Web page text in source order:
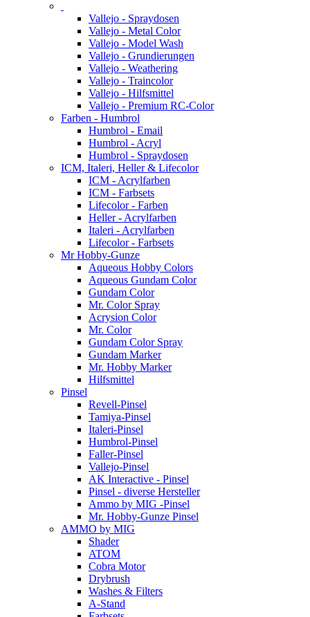
Vallejo - Spraydosen
Vallejo - Metal Color
Vallejo - Model Wash
Vallejo - Grundierungen
Vallejo - Weathering
Vallejo - Traincolor
Vallejo - Hilfsmittel
Vallejo - Premium RC-Color
Farben - Humbrol
Humbrol - Email
Humbrol - Acryl
Humbrol - Spraydosen
ICM, Italeri, Heller & Lifecolor
ICM - Acrylfarben
ICM - Farbsets
Lifecolor - Farben
Heller - Acrylfarben
Italeri - Acrylfarben
Lifecolor - Farbsets
Mr Hobby-Gunze
Aqueous Hobby Colors
Aqueous Gundam Color
Gundam Color
Mr. Color Spray
Acrysion Color
Mr. Color
Gundam Color Spray
Gundam Marker
Mr. Hobby Marker
Hilfsmittel
Pinsel
Revell-Pinsel
Tamiya-Pinsel
Italeri-Pinsel
Humbrol-Pinsel
Faller-Pinsel
Vallejo-Pinsel
AK Interactive - Pinsel
Pinsel - diverse Hersteller
Ammo by MIG -Pinsel
Mr. Hobby-Gunze Pinsel
AMMO by MIG
Shader
ATOM
Cobra Motor
Drybrush
Washes & Filters
A-Stand